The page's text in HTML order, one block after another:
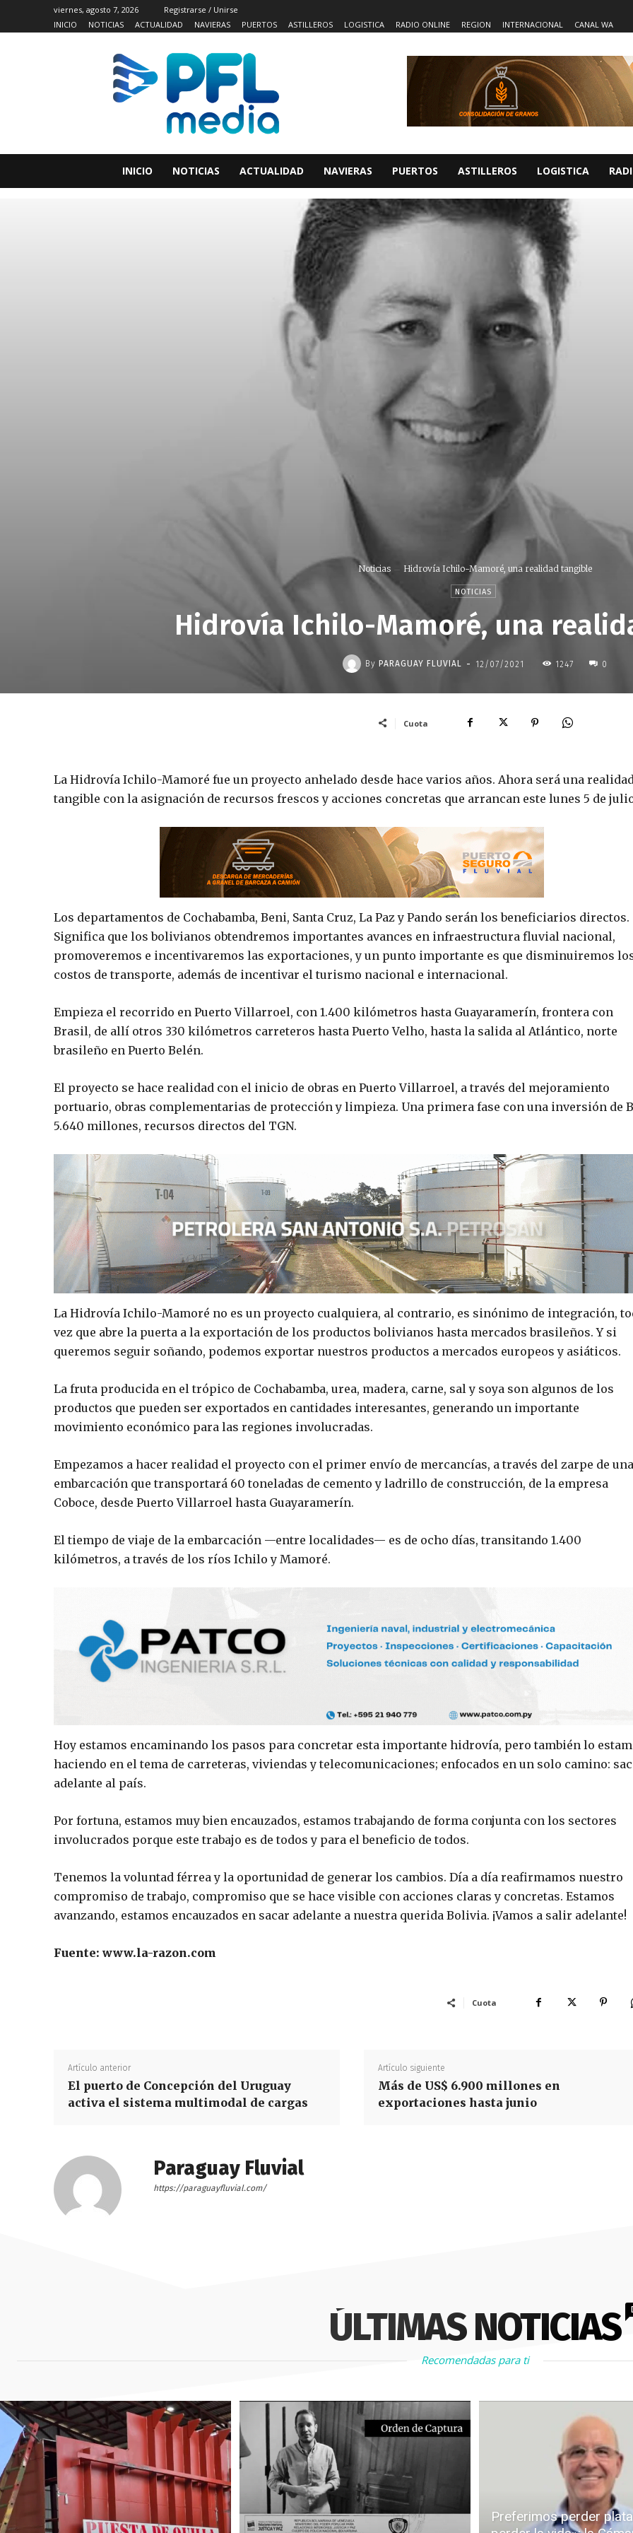
viernes, agosto 7, 2026
Registrarse / Unirse
INICIO
NOTICIAS ACTUALIDAD NAVIERAS PUERTOS ASTILLEROS LOGISTICA RADIO ONLINE REGION INTERNACIONAL CANAL WA
INICIO NOTICIAS ACTUALIDAD NAVIERAS PUERTOS ASTILLEROS LOGISTICA
Noticias Hidrovía Ichilo-Mamoré, una realidad tangible
NOTICIAS
Hidrovía Ichilo-Mamoré, una
By PARAGUAY FLUVIAL - 12/07/2021 1247 0
Cuota
La Hidrovía Ichilo-Mamoré fue un proyecto anhelado desde hace varios años. Ahora será una
tangible con la asignación de recursos frescos y acciones concretas que arrancan este lunes 5 de
Los departamentos de Cochabamba, Beni, Santa Cruz, La Paz y Pando serán los beneficiarios directos.
Significa que los bolivianos obtendremos importantes avances en infraestructura fluvial nacional,
promoveremos e incentivaremos las exportaciones, y un punto importante es que disminuiremos
costos de transporte, además de incentivar el turismo nacional e internacional.
Empieza el recorrido en Puerto Villarroel, con 1.400 kilómetros hasta Guayaramerín, frontera con
Brasil, de allí otros 330 kilómetros carreteros hasta Puerto Velho, hasta la salida al Atlántico, norte
brasileño en Puerto Belén.
El proyecto se hace realidad con el inicio de obras en Puerto Villarroel, a través del mejoramiento
portuario, obras complementarias de protección y limpieza. Una primera fase con una inversión de
5.640 millones, recursos directos del TGN.
La Hidrovía Ichilo-Mamoré no es un proyecto cualquiera, al contrario, es sinónimo de integración,
vez que abre la puerta a la exportación de los productos bolivianos hasta mercados brasileños. Y si
queremos seguir soñando, podemos exportar nuestros productos a mercados europeos y asiáticos.
La fruta producida en el trópico de Cochabamba, urea, madera, carne, sal y soya son algunos de los
productos que pueden ser exportados en cantidades interesantes, generando un importante
movimiento económico para las regiones involucradas.
Empezamos a hacer realidad el proyecto con el primer envío de mercancías, a través del zarpe de una
embarcación que transportará 60 toneladas de cemento y ladrillo de construcción, de la empresa
Coboce, desde Puerto Villarroel hasta Guayaramerín.
El tiempo de viaje de la embarcación —entre localidades— es de ocho días, transitando 1.400
kilómetros, a través de los ríos Ichilo y Mamoré.
Hoy estamos encaminando los pasos para concretar esta importante hidrovía, pero también lo
haciendo en el tema de carreteras, viviendas y telecomunicaciones; enfocados en un solo camino:
adelante al país.
Por fortuna, estamos muy bien encauzados, estamos trabajando de forma conjunta con los sectores
involucrados porque este trabajo es de todos y para el beneficio de todos.
Tenemos la voluntad férrea y la oportunidad de generar los cambios. Día a día reafirmamos nuestro
compromiso de trabajo, compromiso que se hace visible con acciones claras y concretas. Estamos
avanzando, estamos encauzados en sacar adelante a nuestra querida Bolivia. ¡Vamos a salir adelante!
Fuente: www.la-razon.com
Cuota
Artículo anterior
El puerto de Concepción del Uruguay
activa el sistema multimodal de cargas
Artículo siguiente
Más de US$ 6.900 millones en
exportaciones hasta junio
Paraguay Fluvial
https://paraguayfluvial.com/
ÚLTIMAS NOTICIAS
Recomendadas para ti
Preferimos perder